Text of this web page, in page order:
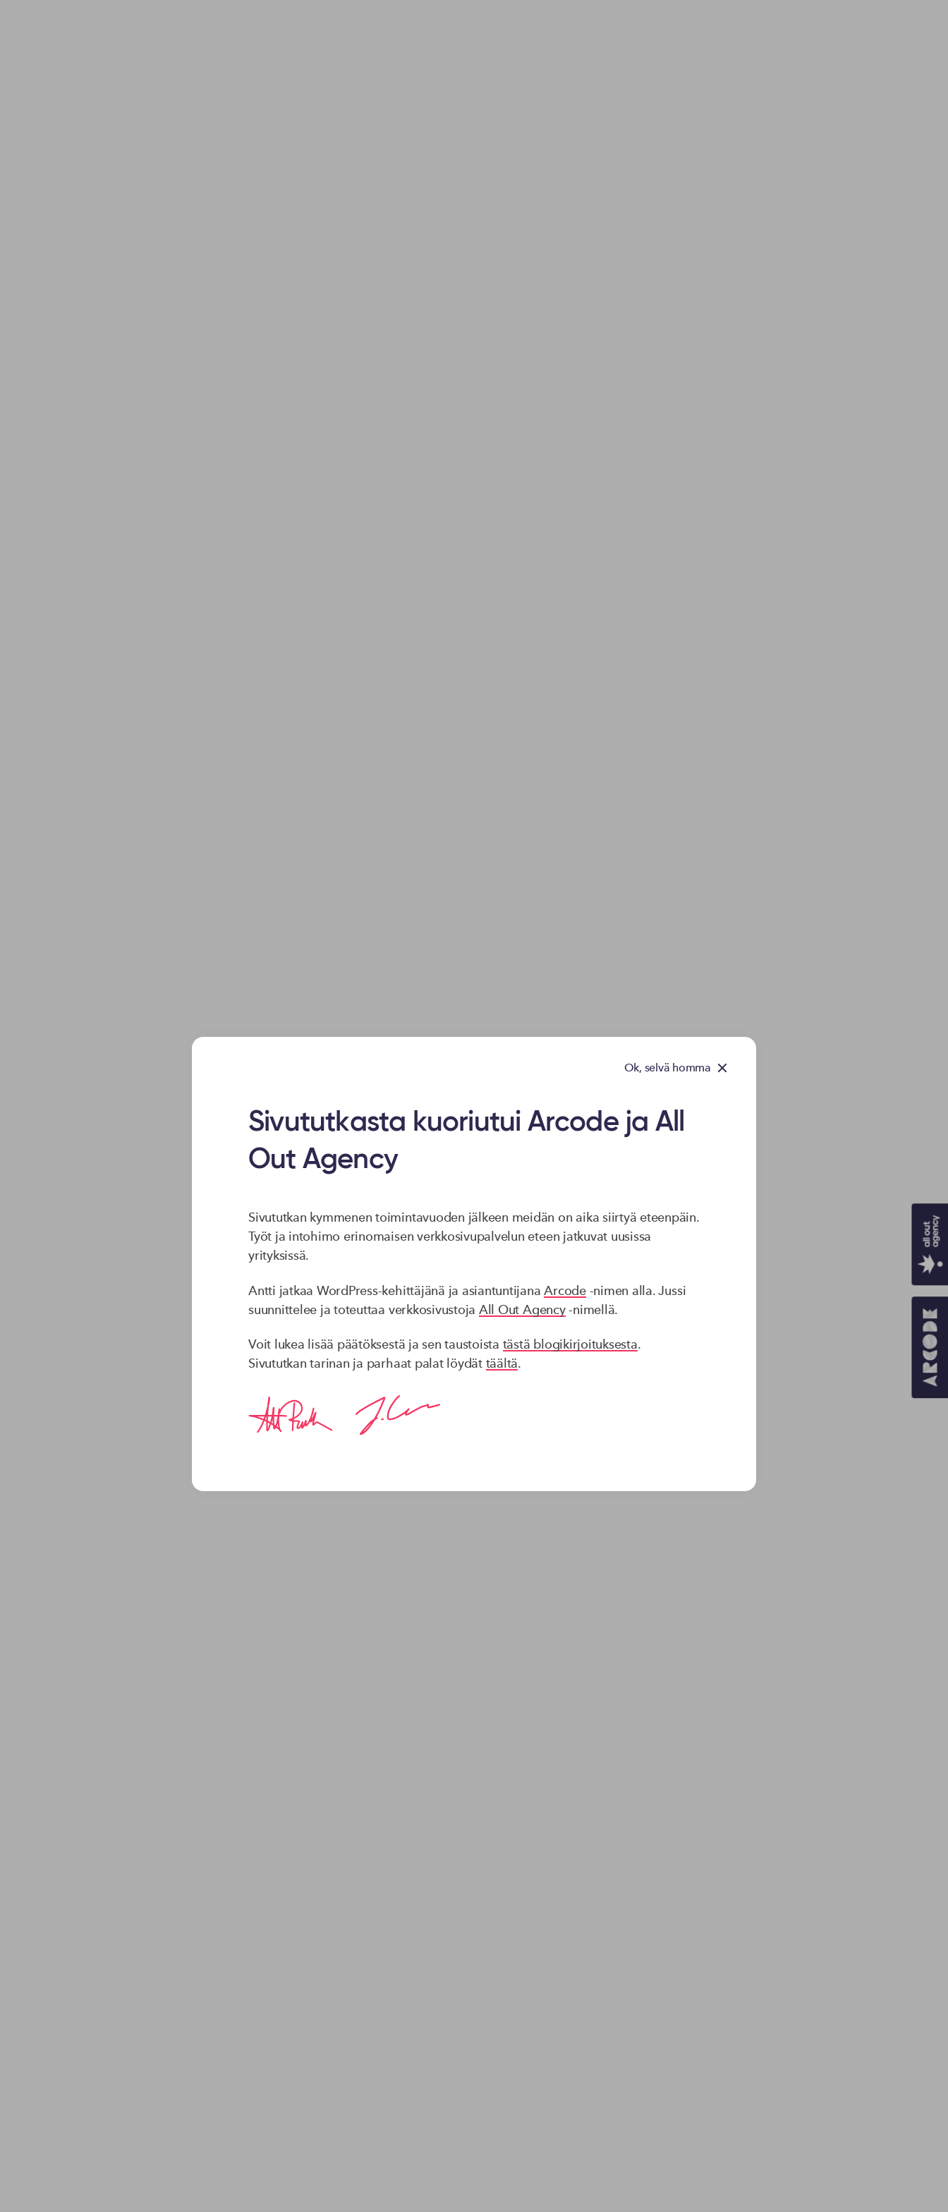
Sivututkasta kuoriutui Arcode ja All
Out Agency
Sivututkan kymmenen toimintavuoden jälkeen meidän on aika siirtyä eteenpäin.
Työt ja intohimo erinomaisen verkkosivupalvelun eteen jatkuvat uusissa
yrityksissä.
Antti jatkaa WordPress-kehittäjänä ja asiantuntijanaArcode-nimen alla. Jussi
suunnittelee ja toteuttaa verkkosivustoja All Out Agency-nimellä.
Voit lukea lisää päätöksestä ja sen taustoista tästä blogikirjoituksesta.
Sivututkan tarinan ja parhaat palat löydät täältä.
Ok, selvä homma
Moi! Olemme Sivututka, luova
WordPress-toimistosi
Autamme yritystäsi kasvamaan ja tekemään vaikutuksen verkossa.